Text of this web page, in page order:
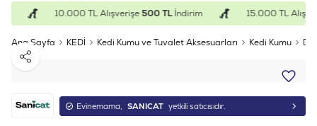
10.000 TL Alışverişe500 TLİndirim 15.000 TL
Ana Sayfa KEDİ Kedi Kumu ve Tuvalet Aksesuarları Kedi Kumu
Paylaş
Evinemama, SANICAT yetkili satıcısıdır.